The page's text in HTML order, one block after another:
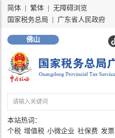
简体 繁体
无障碍浏览
国家税务总局
广东省人民政府
佛山
本站热词：
个税 增值税 小微企业 社保费 发票